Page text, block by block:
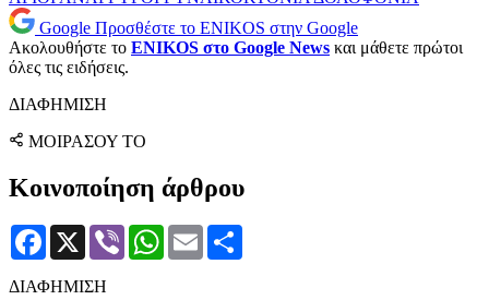
Google Προσθέστε το ENIKOS στην Google
Ακολουθήστε το ENIKOS στο Google News και μάθετε πρώτοι
όλες τις ειδήσεις.
ΔΙΑΦΗΜΙΣΗ
ΜΟΙΡΑΣΟΥ ΤΟ
Κοινοποίηση άρθρου
Facebook
X Viber WhatsApp
Email
ΔΙΑΦΗΜΙΣΗ